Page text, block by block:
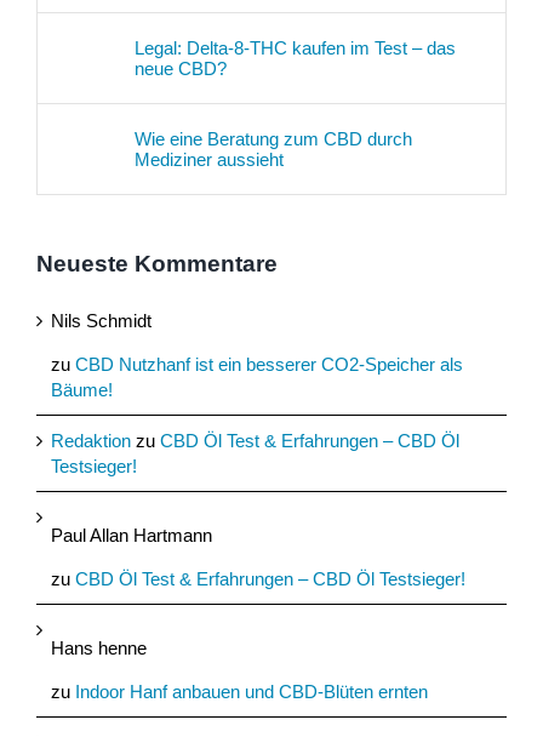
Legal: Delta-8-THC kaufen im Test – das
neue CBD?
Wie eine Beratung zum CBD durch
Mediziner aussieht
Neueste Kommentare
Nils Schmidt
zu CBD Nutzhanf ist ein besserer CO2-Speicher als
Bäume!
Redaktion zu CBD Öl Test & Erfahrungen – CBD Öl
Testsieger!
Paul Allan Hartmann
zu CBD Öl Test & Erfahrungen – CBD Öl Testsieger!
Hans henne
zu Indoor Hanf anbauen und CBD-Blüten ernten